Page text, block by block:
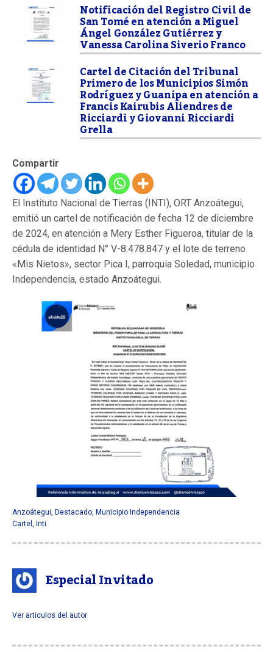
Notificación del Registro Civil de
San Tomé en atención a Miguel
Ángel González Gutiérrez y
Vanessa Carolina Siverio Franco
Cartel de Citación del Tribunal
Primero de los Municipios Simón
Rodríguez y Guanipa en atención a
Francis Kairubis Aliendres de
Ricciardi y Giovanni Ricciardi
Grella
Compartir
El Instituto Nacional de Tierras (INTI), ORT Anzoátegui,
emitió un cartel de notificación de fecha 12 de diciembre
de 2024, en atención a Mery Esther Figueroa, titular de la
cédula de identidad N° V-8.478.847 y el lote de terreno
«Mis Nietos», sector Pica I, parroquia Soledad, municipio
Independencia, estado Anzoátegui.
Anzoátegui, Destacado, Municipio Independencia
Cartel , Inti
Especial Invitado
Ver articulos del autor